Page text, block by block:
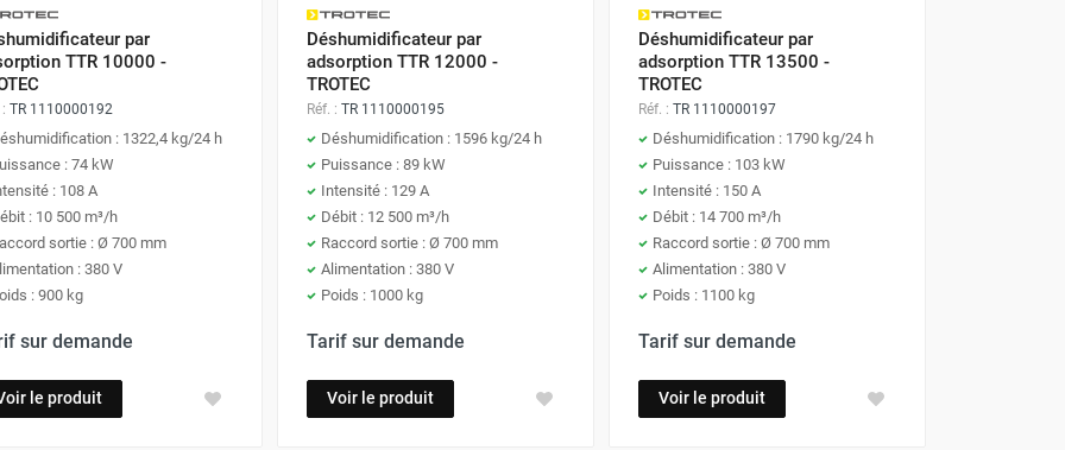
par
TTR 10000 -
TR 1110000192
: 1322,4 kg/24 h
: 74 kW
: 108 A
: 10 500 m³/h
sortie : Ø 700 mm
: 380 V
: 900 kg
sur demande
le produit
Déshumidificateur par
adsorption TTR 12000 -
TROTEC
Réf. : TR 1110000195
Déshumidification : 1596 kg/24 h
Puissance : 89 kW
Intensité : 129 A
Débit : 12 500 m³/h
Raccord sortie : Ø 700 mm
Alimentation : 380 V
Poids : 1000 kg
Tarif sur demande
Voir le produit
Déshumidificateur par
adsorption TTR 13500 -
TROTEC
Réf. : TR 1110000197
Déshumidification : 1790 kg/24 h
Puissance : 103 kW
Intensité : 150 A
Débit : 14 700 m³/h
Raccord sortie : Ø 700 mm
Alimentation : 380 V
Poids : 1100 kg
Tarif sur demande
Voir le produit